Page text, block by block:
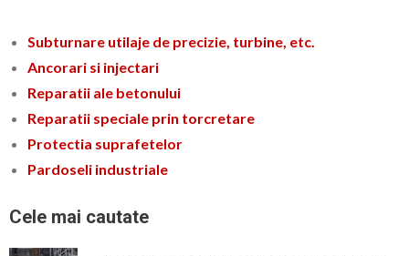
Subturnare utilaje de precizie, turbine, etc.
Ancorari si injectari
Reparatii ale betonului
Reparatii speciale prin torcretare
Protectia suprafetelor
Pardoseli industriale
Cele mai cautate